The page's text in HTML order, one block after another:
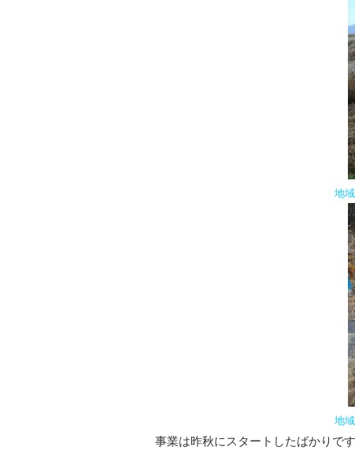
地
地
事業は昨秋にスタートしたばかりで